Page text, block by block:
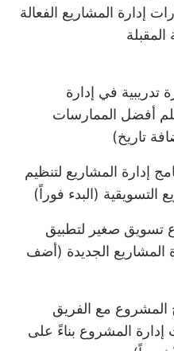
إدارة المشاريع الفعالة
المقبلة
تدريبية في إدارة
أفضل الممارسات
تاريخ)
إدارة المشاريع لتنظيم
التسويقية (البدء فوراً)
تسويق صغير لتطبيق
المشاريع الجديدة (أضف
المشروع مع الفريق
إدارة المشروع بناءً على